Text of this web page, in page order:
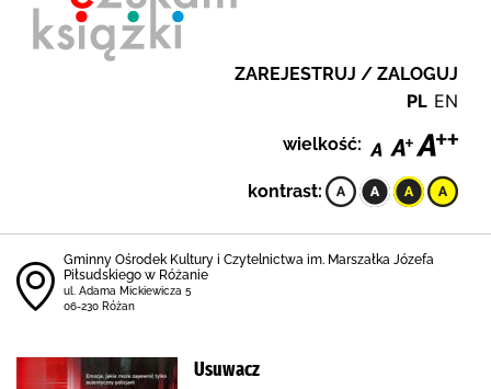
ZAREJESTRUJ / ZALOGUJ
PL EN
wielkość:
kontrast:
Gminny Ośrodek Kultury i Czytelnictwa im. Marszałka Józefa
Piłsudskiego w Różanie
ul. Adama Mickiewicza 5
06-230 Różan
Usuwacz